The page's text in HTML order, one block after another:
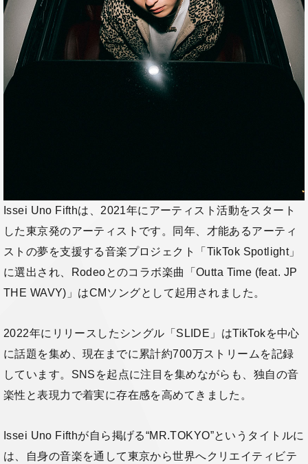
Issei Uno Fifthは、2021年にアーティスト活動をスタート
した東京発のアーティストです。同年、才能あるアーティ
ストの夢を支援する音楽プロジェクト「TikTok Spotlight」
に選出され、Rodeoとのコラボ楽曲「Outta Time (feat. JP
THE WAVY)」はCMソングとして起用されました。
2022年にリリースしたシングル「SLIDE」はTikTokを中心
に話題を集め、現在までに累計約700万ストリームを記録
しています。SNSを起点に注目を集めながらも、独自の音
楽性と表現力で着実に存在感を高めてきました。
Issei Uno Fifthが自ら掲げる“MR.TOKYO”というタイトルに
は、自身の音楽を通して東京から世界へクリエイティビテ